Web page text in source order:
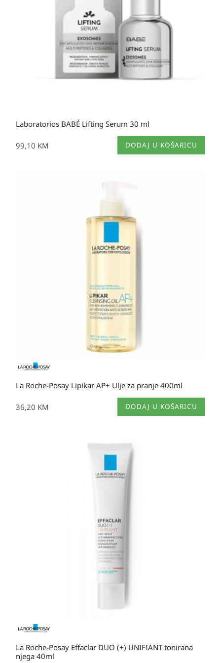
Laboratorios BABÉ Lifting Serum 30 ml
99,10 KM DODAJ U KOŠARICU
La Roche-Posay Lipikar AP+ Ulje za pranje 400ml
36,20 KM DODAJ U KOŠARICU
La Roche-Posay Effaclar DUO (+) UNIFIANT tonirana
njega 40ml